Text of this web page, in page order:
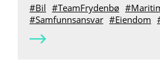
Bil
TeamFrydenbø
Samfunnsansvar
Eiendom